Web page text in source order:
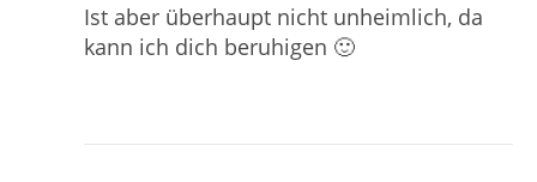
Ist aber überhaupt nicht unheimlich, da
kann ich dich beruhigen 🙂